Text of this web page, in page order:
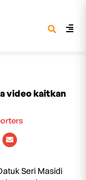
video kaitkan
Seri Masidi